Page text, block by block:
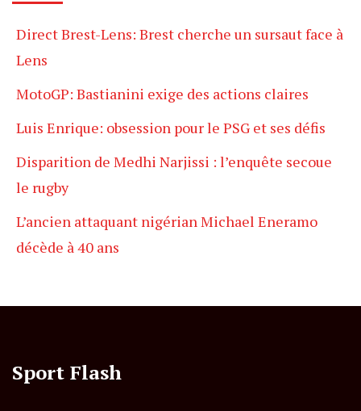
Direct Brest-Lens: Brest cherche un sursaut face à
Lens
MotoGP: Bastianini exige des actions claires
Luis Enrique: obsession pour le PSG et ses défis
Disparition de Medhi Narjissi : l’enquête secoue
le rugby
L’ancien attaquant nigérian Michael Eneramo
décède à 40 ans
Sport Flash